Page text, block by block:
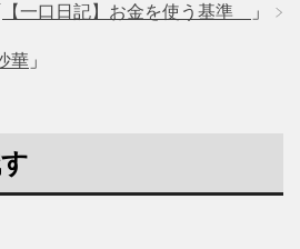
【一口日記】お金を使う基準 」
華 」